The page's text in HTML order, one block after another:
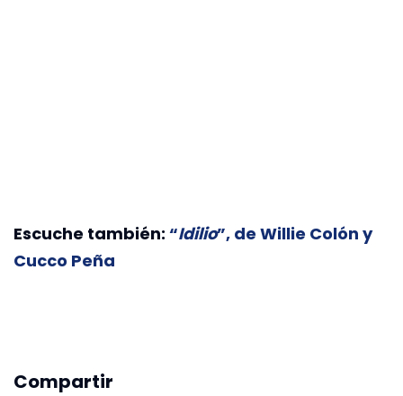
Escuche también: “Idilio”, de Willie Colón y
Cucco Peña
Compartir